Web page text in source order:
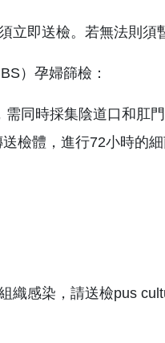
立即送檢。若無法則
）孕婦篩檢：
同時採集陰道口和肛
檢體，進行72小時的
織感染，請送檢pus